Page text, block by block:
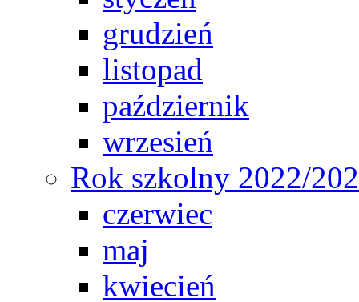
grudzień
listopad
październik
wrzesień
Rok szkolny 2022/
czerwiec
maj
kwiecień